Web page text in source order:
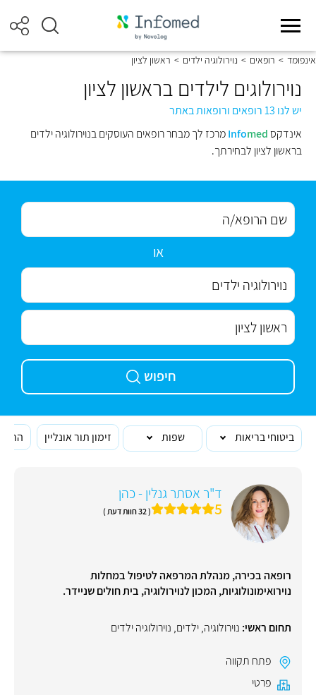
אינפומד > רופאים > נוירולוגיה ילדים > ראשון לציון
נוירולוגים לילדים בראשון לציון
יש לנו 13 רופאים ורופאות באתר
אינדקס
Infomed
מרכז לך מבחר רופאים העוסקים בנוירולוגיה ילדים
בראשון לציון לבחירתך.
או
חיפוש
ביטוחי בריאות שפות זימון תור אונליין
ד"ר אסתר גנלין - כהן
5 ( 32 חוות דעת )
רופאה בכירה, מנהלת המרפאה לטיפול במחלות
נוירואימונולוגיות, המכון לנוירולוגיה, בית חולים שניידר.
תחום ראשי: נוירולוגיה,ילדים, נוירולוגיה ילדים
פתח תקווה
פרטי